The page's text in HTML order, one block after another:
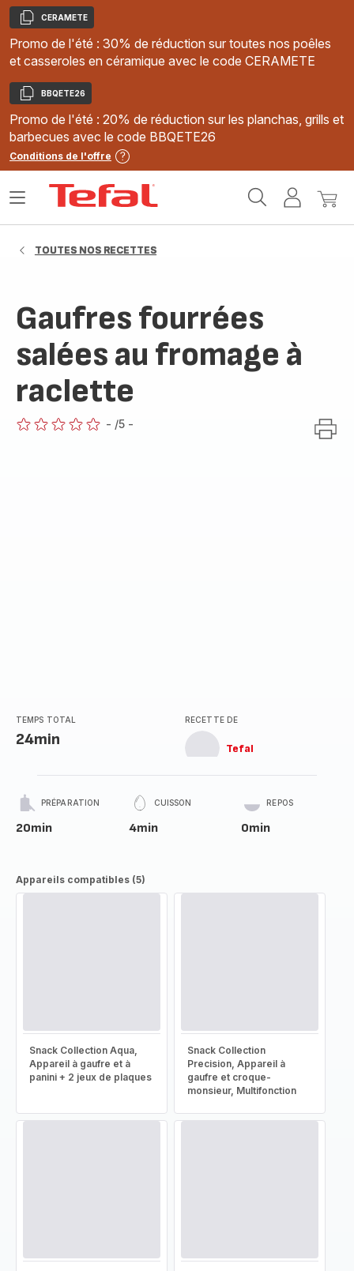
Copier
CERAMETE
Promo de l'été : 30% de réduction sur toutes nos poêles
et casseroles en céramique avec le code CERAMETE
Copier
BBQETE26
Promo de l'été : 20% de réduction sur les planchas, grills et
barbecues avec le code BBQETE26
Conditions de l'offre
MonMon
Ouvrir
TOUTES NOS RECETTES
Gaufres fourrées
salées au fromage à
raclette
- /5 -
TEMPS TOTAL
24min
RECETTE DE
Tefal
PRÉPARATION
20min
CUISSON
4min
REPOS
0min
Appareils compatibles (5)
Snack Collection Aqua,
Appareil à gaufre et à
panini + 2 jeux de plaques
Snack Collection
Precision, Appareil à
gaufre et croque-
monsieur, Multifonction